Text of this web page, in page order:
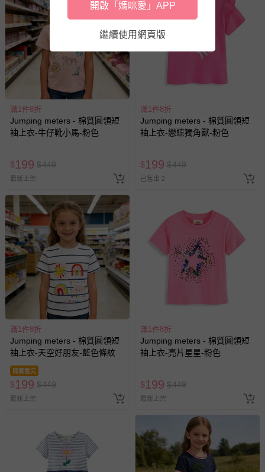
滿1件8折
Jumping meters - 棉質圓領短
袖上衣-牛仔靴小馬-粉色
$199 $449
最新上架
滿1件8折
Jumping meters - 棉質圓領短
袖上衣-戀蝶獨角獸-粉色
$199 $449
已售出 2
滿1件8折
Jumping meters - 棉質圓領短
袖上衣-天空好朋友-藍色條紋
即將售完
$199 $449
最新上架
滿1件8折
Jumping meters - 棉質圓領短
袖上衣-亮片星星-粉色
$199 $449
最新上架
開啟「媽咪愛」APP
繼續使用網頁版